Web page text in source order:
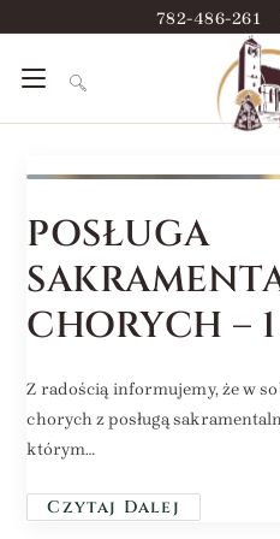
782-486-261
POSŁUGA
CHORYCH –
Z radością informujemy, że w
chorych z posługą
którym…
Czytaj Dalej